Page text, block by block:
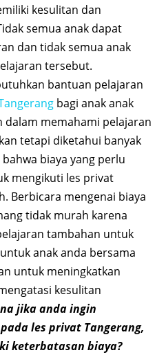
kesulitan dan
semua anak dapat
dan tidak semua anak
tersebut.
bantuan pelajaran
bagi anak anak
dalam memahami pelajaran
tetapi diketahui banyak
biaya yang perlu
mengikuti les privat
Berbicara mengenai biaya
tidak murah karena
tambahan untuk
anak anda bersama
untuk meningkatkan
kesulitan
jika anda ingin
les privat Tangerang,
keterbatasan biaya?